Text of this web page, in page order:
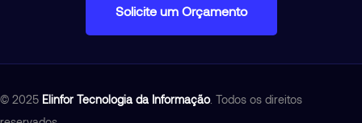
Solicite um Orçamento
© 2025 Elinfor Tecnologia da Informação. Todos os direitos